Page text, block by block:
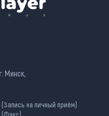
Минск,
(Запись на личный приём)
(Факс)